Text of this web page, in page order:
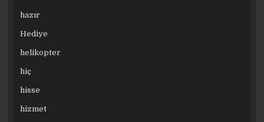
hazır
Hediye
helikopter
hiç
hisse
hizmet